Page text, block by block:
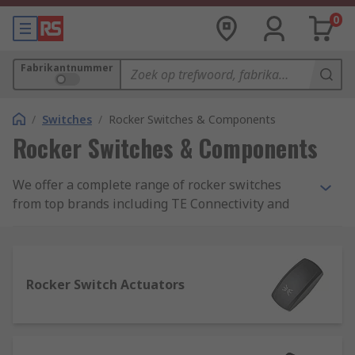
0
Fabrikantnummer
/ Switches / Rocker Switches & Components
Rocker Switches & Components
We offer a complete range of rocker switches
from top brands including TE Connectivity and
panels.
Rocker Switch Actuators